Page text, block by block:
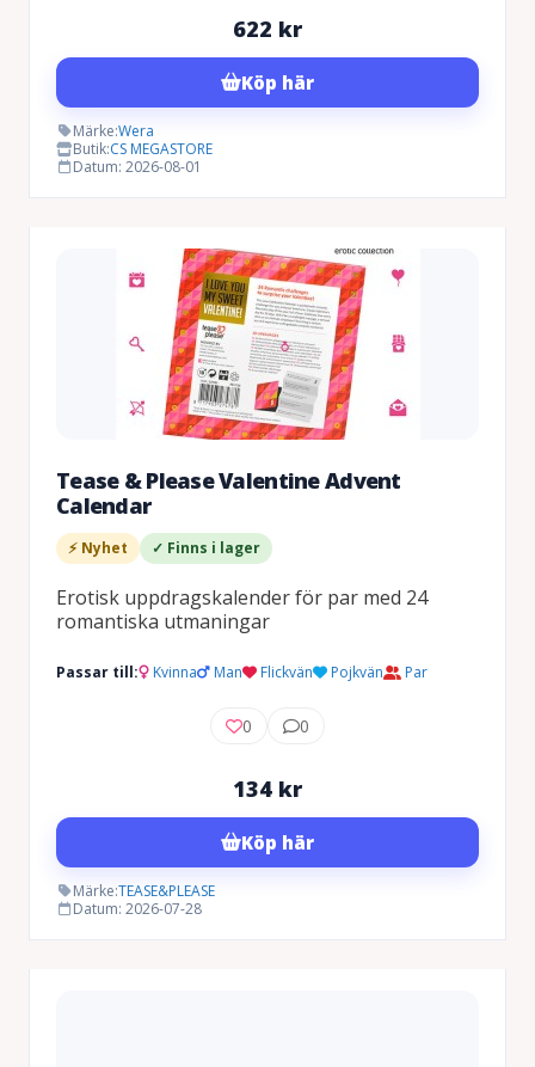
622 kr
Köp här
Märke:Wera
Butik:CS MEGASTORE
Datum: 2026-08-01
Tease & Please Valentine Advent
Calendar
⚡ Nyhet ✓ Finns i lager
Erotisk uppdragskalender för par med 24
romantiska utmaningar
Passar till: Kvinna Man Flickvän Pojkvän Par
0 0
134 kr
Köp här
Märke:TEASE&PLEASE
Datum: 2026-07-28